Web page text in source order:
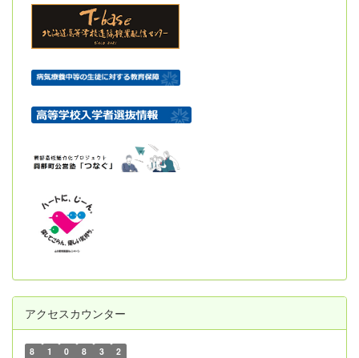
アクセスカウンター
8 1 0 8 3 2